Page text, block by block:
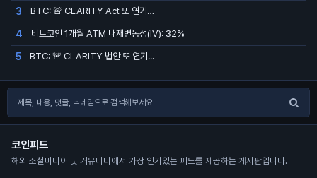
3 BTC: 🚨 CLARITY Act 또 연기…
4 비트코인 1개월 ATM 내재변동성(IV): 32%
5 BTC: 🚨 CLARITY 법안 또 연기...
코인피드
해외 소셜미디어 및 커뮤니티에서 가장 인기있는 피드를 제공하는 게시판입니다.